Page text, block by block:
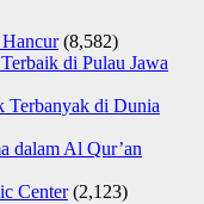
(8,582)
di Pulau Jawa
Terbanyak di Dunia
dalam Al Qur’an
Center (2,123)